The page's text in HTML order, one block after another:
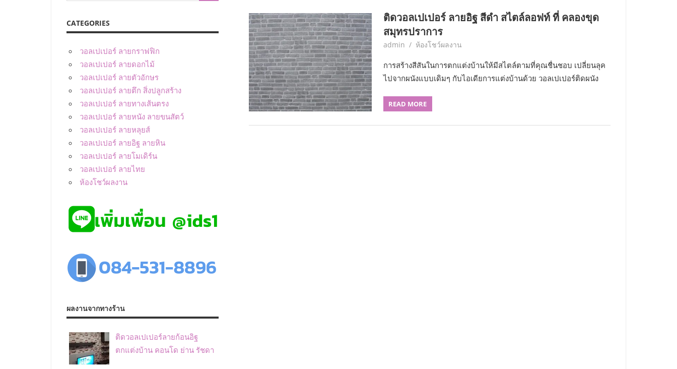
ติดวอลเปเปอร์ ลายอิฐ สีดำ สไตล์ลอฟท์ ที่ คลองขุด
สมุทรปราการ
February 28, 2017
admin ห้องโชว์ผลงาน
การสร้างสีสันในการตกแต่งบ้านให้มีสไตล์ตามที่คุณชื่นชอบ เปลี่ยนลุค
ไปจากผนังแบบเดิมๆ กับไอเดียการแต่งบ้านด้วย วอลเปเปอร์ติดผนัง
READ MORE
CATEGORIES
วอลเปเปอร์ ลายกราฟฟิก
วอลเปเปอร์ ลายดอกไม้
วอลเปเปอร์ ลายตัวอักษร
วอลเปเปอร์ ลายตึก สิ่งปลูกสร้าง
วอลเปเปอร์ ลายทางเส้นตรง
วอลเปเปอร์ ลายหนัง ลายขนสัตว์
วอลเปเปอร์ ลายหลุยส์
วอลเปเปอร์ ลายอิฐ ลายหิน
วอลเปเปอร์ ลายโมเดิร์น
วอลเปเปอร์ ลายไทย
ห้องโชว์ผลงาน
ผลงานจากทางร้าน
ติดวอลเปเปอร์ลายก้อนอิฐ
ตกแต่งบ้าน คอนโด ย่าน รัชดา